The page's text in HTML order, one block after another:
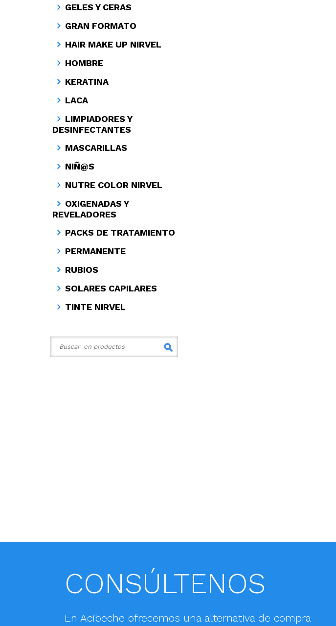
GELES Y CERAS
GRAN FORMATO
HAIR MAKE UP NIRVEL
HOMBRE
KERATINA
LACA
LIMPIADORES Y
DESINFECTANTES
MASCARILLAS
NIÑ@S
NUTRE COLOR NIRVEL
OXIGENADAS Y
REVELADORES
PACKS DE TRATAMIENTO
PERMANENTE
RUBIOS
SOLARES CAPILARES
TINTE NIRVEL
CONSÚLTENOS
En Acibeche ofrecemos una alternativa de compra